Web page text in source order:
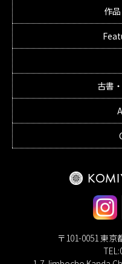
作
古書
〒101-0051 東